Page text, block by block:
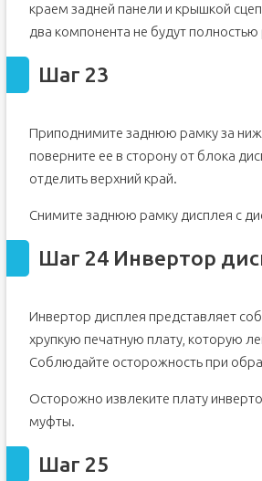
краем задней панели и крышкой
два компонента не будут
Шаг 23
Приподнимите заднюю рамку за
поверните ее в сторону от блока
отделить верхний край.
Снимите заднюю рамку дисплея с
Шаг 24 Инвертор
Инвертор дисплея представляет
хрупкую печатную плату, которую
Соблюдайте осторожность при
Осторожно извлеките плату
муфты.
Шаг 25